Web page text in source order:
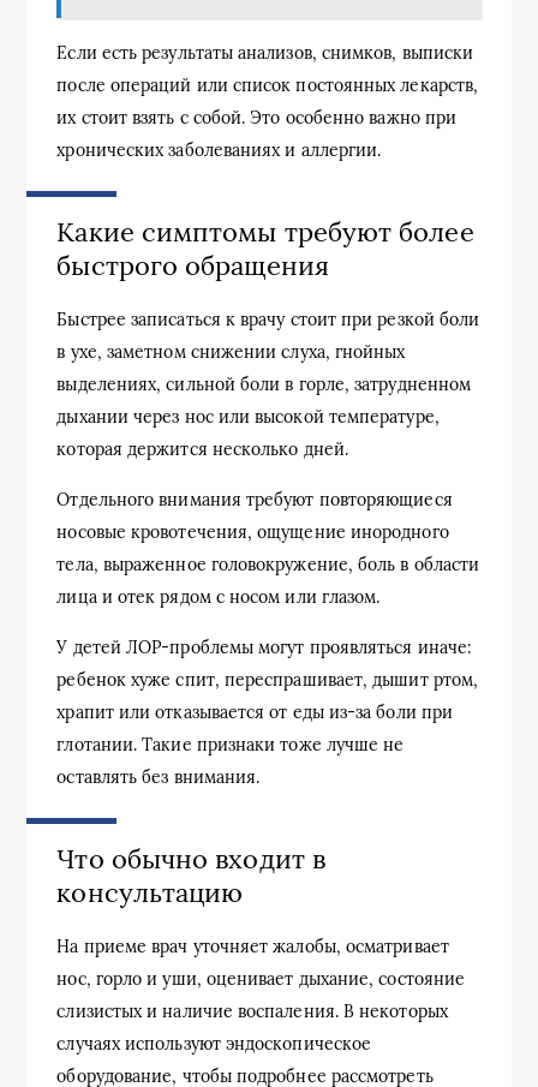
Если есть результаты анализов, снимков, выписки
после операций или список постоянных лекарств,
их стоит взять с собой. Это особенно важно при
хронических заболеваниях и аллергии.
Какие симптомы требуют более
быстрого обращения
Быстрее записаться к врачу стоит при резкой боли
в ухе, заметном снижении слуха, гнойных
выделениях, сильной боли в горле, затрудненном
дыхании через нос или высокой температуре,
которая держится несколько дней.
Отдельного внимания требуют повторяющиеся
носовые кровотечения, ощущение инородного
тела, выраженное головокружение, боль в области
лица и отек рядом с носом или глазом.
У детей ЛОР-проблемы могут проявляться иначе:
ребенок хуже спит, переспрашивает, дышит ртом,
храпит или отказывается от еды из-за боли при
глотании. Такие признаки тоже лучше не
оставлять без внимания.
Что обычно входит в
консультацию
На приеме врач уточняет жалобы, осматривает
нос, горло и уши, оценивает дыхание, состояние
слизистых и наличие воспаления. В некоторых
случаях используют эндоскопическое
оборудование, чтобы подробнее рассмотреть